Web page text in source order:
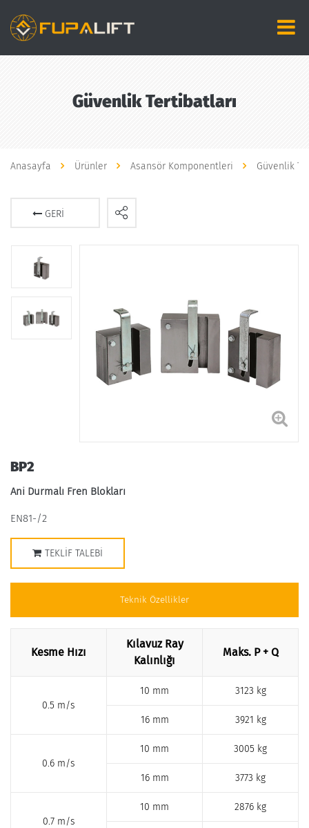
Güvenlik Tertibatları
Anasayfa Ürünler Asansör Komponentleri Güvenlik
GERI
BP2
Ani Durmalı Fren Blokları
EN81-/2
TEKLIF TALEBI
Teknik Özellikler
Kesme Hızı
Kılavuz Ray
Kalınlığı
Maks. P + Q
0.5 m/s
10 mm 3123 kg
16 mm 3921 kg
0.6 m/s
10 mm 3005 kg
16 mm 3773 kg
0.7 m/s
10 mm 2876 kg